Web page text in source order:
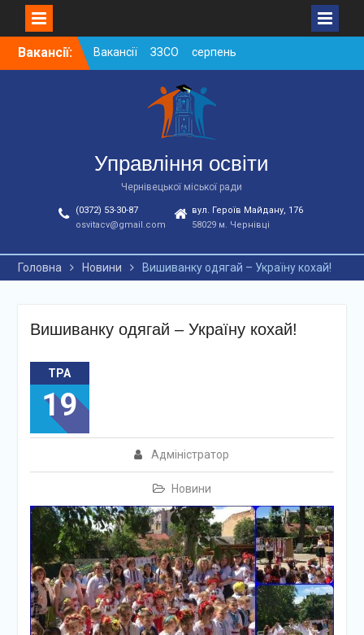
SkipВакансії:
Вакансії ЗЗСО серпень
2026
Вакансії ЗЗСО червень
Вакансії у ЗДО та
дошкільних підрозділах
ЗЗСО станом на
01.08.2026 р.
Управління освіти
Чернівецької міської ради
(0372) 53-30-87
osvitacv@gmail.com
вул. Героїв Майдану, 176
58029 м. Чернівці
Головна Новини Вишиванку одягай – Україну кохай!
Вишиванку одягай – Україну кохай!
ТРА
19
Адміністратор
Новини